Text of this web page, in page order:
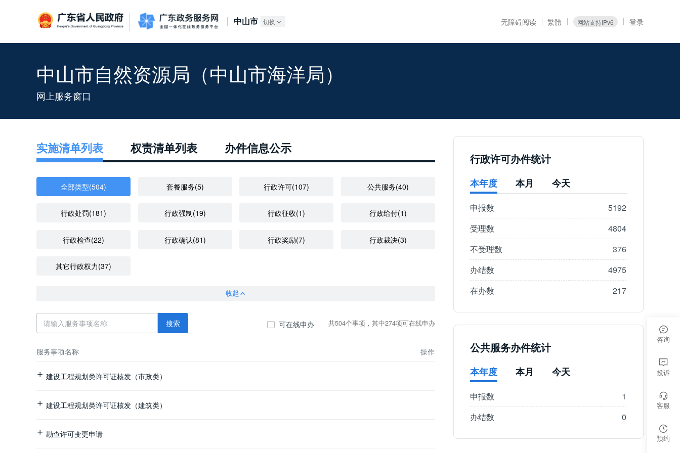
留言信箱
建言献策
信访相关法规
便民服务
百姓论坛
政府热线
网上调查
在线访谈
法律服务
领导信箱
未加载图片
政务微博
网络问政
意见征集
部门信箱
信访常见问题
信件回复
网上举报
公众监督
我要留言
广东省人民政府 广东政务服务网
中山市 切换 无障碍阅读 繁體 网站支持IPv6 登录
中山市自然资源局（中山市海洋局）
网上服务窗口
实施清单列表 权责清单列表 办件信息公示
全部类型(504) 套餐服务(5) 行政许可(107) 公共服务(40)
行政处罚(181) 行政强制(19) 行政征收(1) 行政给付(1)
行政检查(22) 行政确认(81) 行政奖励(7) 行政裁决(3)
其它行政权力(37)
收起
搜索 可在线申办 共504个事项，其中274项可在线申办
服务事项名称 操作
建设工程规划类许可证核发（市政类）
建设工程规划类许可证核发（建筑类）
勘查许可变更申请
行政许可办件统计
本年度 本月 今天
申报数
5192
受理数
4804
不受理数
376
办结数
4975
在办数
217
公共服务办件统计
本年度 本月 今天
申报数
1
办结数
0
咨询
投诉
客服
预约